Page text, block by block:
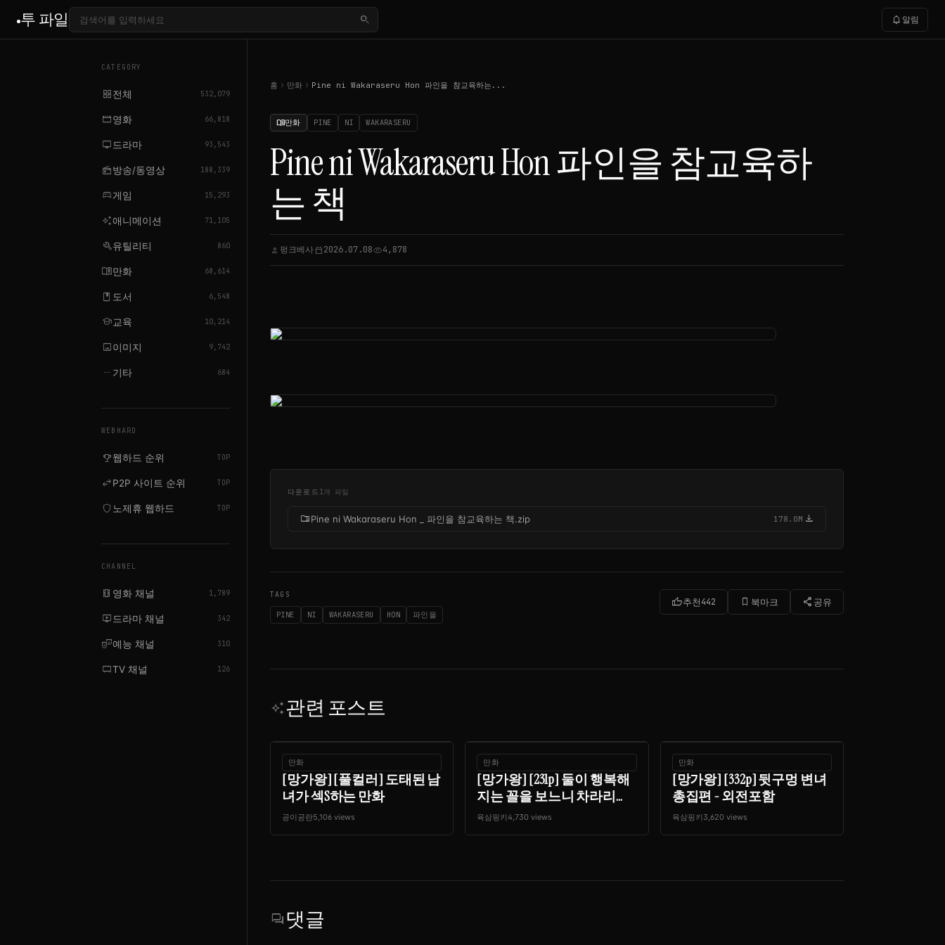
투 파일 search notifications 알림
CATEGORY
grid_view전체 532,079
movie영화 66,818
tv 드라마 93,543
radio방송/동영상 188,339
sports_esports게임 15,293
auto_awesome애니메이션 71,105
build유틸리티 860
menu_book만화 68,614
book 도서 6,548
school교육 10,214
image이미지 9,742
more_horiz 기타 684
WEBHARD
emoji_events웹하드 순위 TOP
swap_horizP2P 사이트 순위 TOP
shield 노제휴 웹하드 TOP
CHANNEL
local_movies 영화 채널 1,789
live_tv 드라마 채널 342
theater_comedy예능 채널 310
tv_genTV 채널 126
홈 chevron_right 만화 chevron_right Pine ni Wakaraseru Hon 파인을 참교육하는...
menu_book만화 PINE NI WAKARASERU
Pine ni Wakaraseru Hon 파인을 참교육하
는 책
person 펑크베사calendar_today2026.07.08visibility4,878
다운로드 1개 파일
folder_zipPine ni Wakaraseru Hon _ 파인을 참교육하는 책.zip 178.0M download
TAGS
PINE NI WAKARASERU HON 파인을
thumb_up추천442 bookmark_border 북마크 share 공유
auto_awesome관련 포스트
만화
[망가왕] [풀컬러] 도태된 남
녀가 섹S하는 만화
공이공란5,106 views
만화
[망가왕] [231p] 둘이 행복해
지는 꼴을 보느니 차라리...
육삼핑키4,730 views
만화
[망가왕] [332p] 뒷구멍 변녀
총집편 - 외전포함
육삼핑키 3,620 views
forum댓글